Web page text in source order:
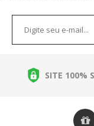
SITE 100%